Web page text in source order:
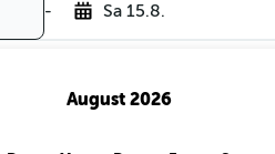
- Sa 15.8.
August 2026